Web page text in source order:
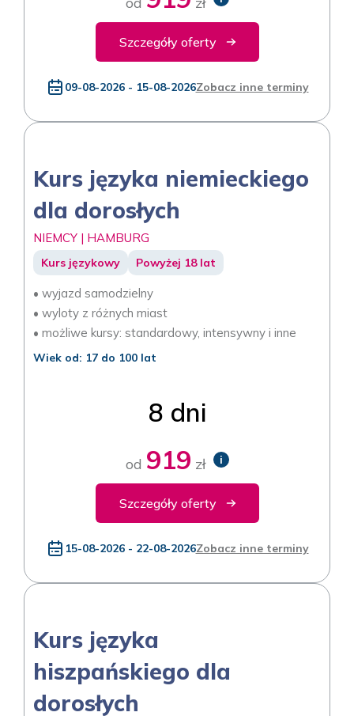
Szczegóły oferty
09-08-2026 - 15-08-2026Zobacz inne terminy
Kurs języka niemieckiego
dla dorosłych
NIEMCY | HAMBURG
Kurs językowy Powyżej 18 lat
• wyjazd samodzielny
• wyloty z różnych miast
• możliwe kursy: standardowy, intensywny i inne
Wiek od: 17 do 100 lat
8 dni
od 919 zł i
Szczegóły oferty
15-08-2026 - 22-08-2026Zobacz inne terminy
Kurs języka
hiszpańskiego dla
dorosłych